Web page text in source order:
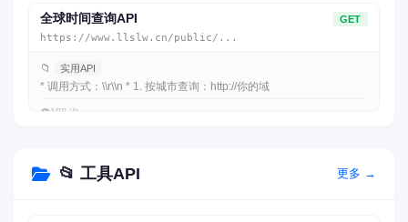
全球时间查询API GET
https://www.llslw.cn/public/...
📁 实用API
* 调用方式：\\r\\n * 1. 按城市查询：http://你的域
👁️188 次
📂 工具API 更多 →